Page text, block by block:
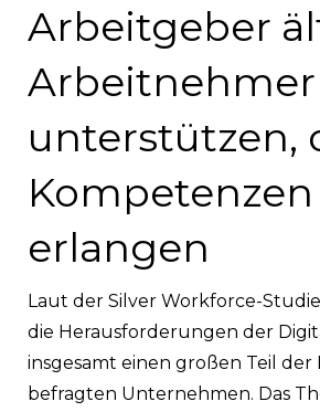
Arbeitgeber
unterstützen,
Kompetenzen
erlangen
Laut der Silver Workforce-
die Herausforderungen der
insgesamt einen großen Teil
befragten Unternehmen. Das